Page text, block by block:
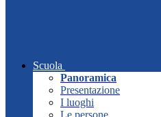
Scuola
Panoramica
Presentazione
I luoghi